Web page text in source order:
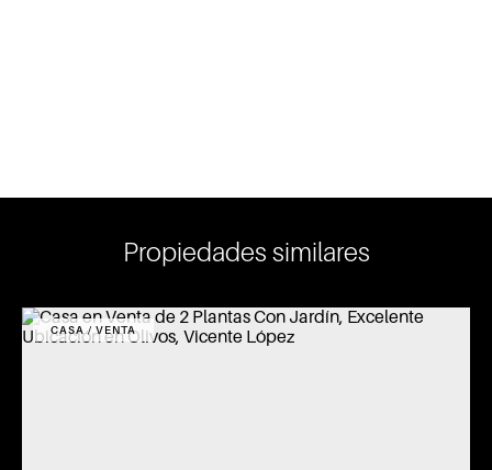
Propiedades similares
CASA / VENTA